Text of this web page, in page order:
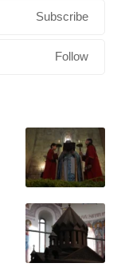
Subscribe
Follow